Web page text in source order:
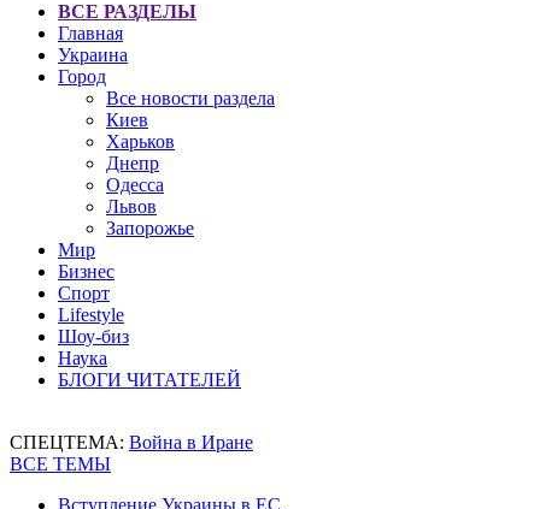
ВСЕ РАЗДЕЛЫ
Главная
Украина
Город
Все новости раздела
Киев
Харьков
Днепр
Одесса
Львов
Запорожье
Мир
Бизнес
Спорт
Lifestyle
Шоу-биз
Наука
БЛОГИ ЧИТАТЕЛЕЙ
СПЕЦТЕМА: Война в Иране
ВСЕ ТЕМЫ
Вступление Украины в ЕС